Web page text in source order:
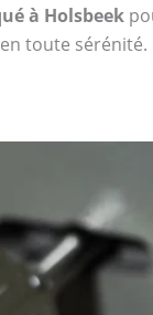
à Holsbeek
en toute